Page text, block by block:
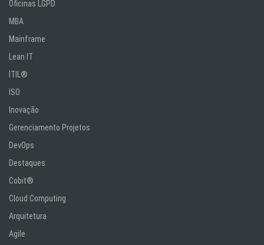
Oficinas LGPD
MBA
Mainframe
Lean IT
ITIL®
ISO
Inovação
Gerenciamento Projetos
DevOps
Destaques
Cobit®
Cloud Computing
Arquitetura
Agile